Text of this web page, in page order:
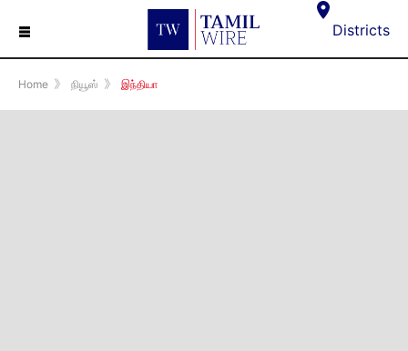
☰ Districts
Home 》 நியூஸ் 》 இந்தியா